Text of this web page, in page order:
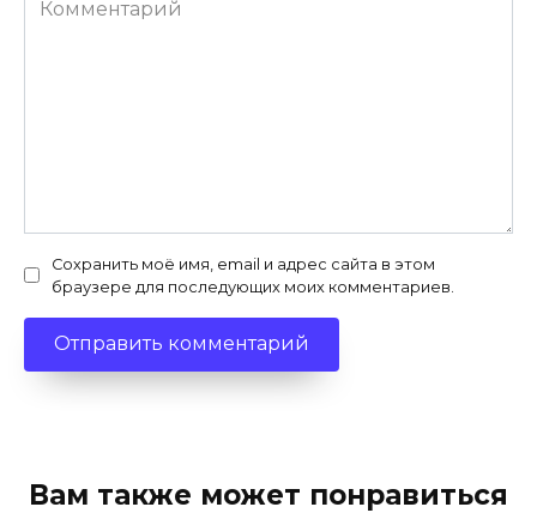
Сохранить моё имя, email и адрес сайта в этом
браузере для последующих моих комментариев.
Вам также может понравиться